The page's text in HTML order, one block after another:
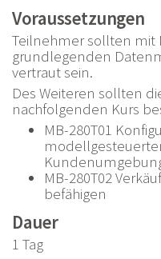
Voraussetzungen
Teilnehmer sollten mit
grundlegenden
vertraut sein.
Des Weiteren sollten
nachfolgenden Kurs
MB-280T01
MB-280T02
befähigen
Dauer
1 Tag